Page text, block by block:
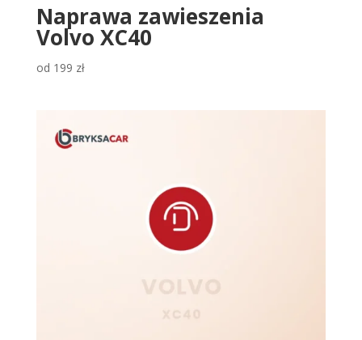
Naprawa zawieszenia
Volvo XC40
od 199 zł